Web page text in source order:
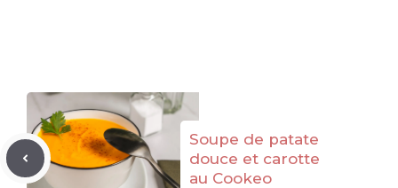
Soupe de patate
douce et carotte
au Cookeo